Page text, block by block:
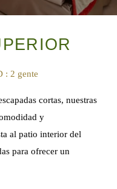
: 2 gente
cortas, nuestras
y
al patio interior del
para ofrecer un